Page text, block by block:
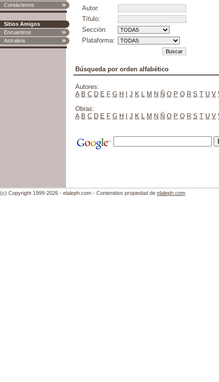
Contáctenos
Sitios Amigos
Encuentros
Astralisis
Autor:
Título:
Sección:
Plataforma:
Búsqueda por orden alfabético
Autores:
A B C D E F G H I J K L M N Ñ O P Q R S T U V
Obras:
A B C D E F G H I J K L M N Ñ O P Q R S T U V
(c) Copyright 1999-2026 - elaleph.com - Contenidos propiedad de elaleph.com